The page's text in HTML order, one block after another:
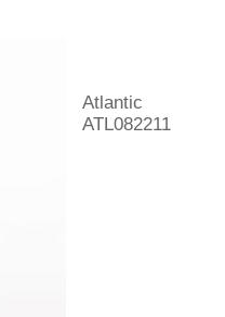
Atlantic
ATL082211